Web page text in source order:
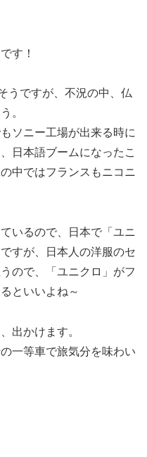
す！
うですが、不況の中、仏
。
ソニー工場が出来る時に
日本語ブームになったこ
中ではフランスもニコニ
いるので、日本で「ユニ
すが、日本人の洋服のセ
ので、「ユニクロ」がフ
といいよね～
出かけます。
一等車で旅気分を味わい